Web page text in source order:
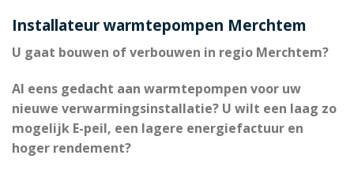
Installateur warmtepompen Merchtem
U gaat bouwen of verbouwen in regio Merchtem?
Al eens gedacht aan warmtepompen voor uw
nieuwe verwarmingsinstallatie? U wilt een laag zo
mogelijk E-peil, een lagere energiefactuur en
hoger rendement?